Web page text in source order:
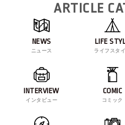
ARTICLE
NEWS
ニュース
LIFE
ライフスタ
INTERVIEW
インタビュー
COMIC
コミック